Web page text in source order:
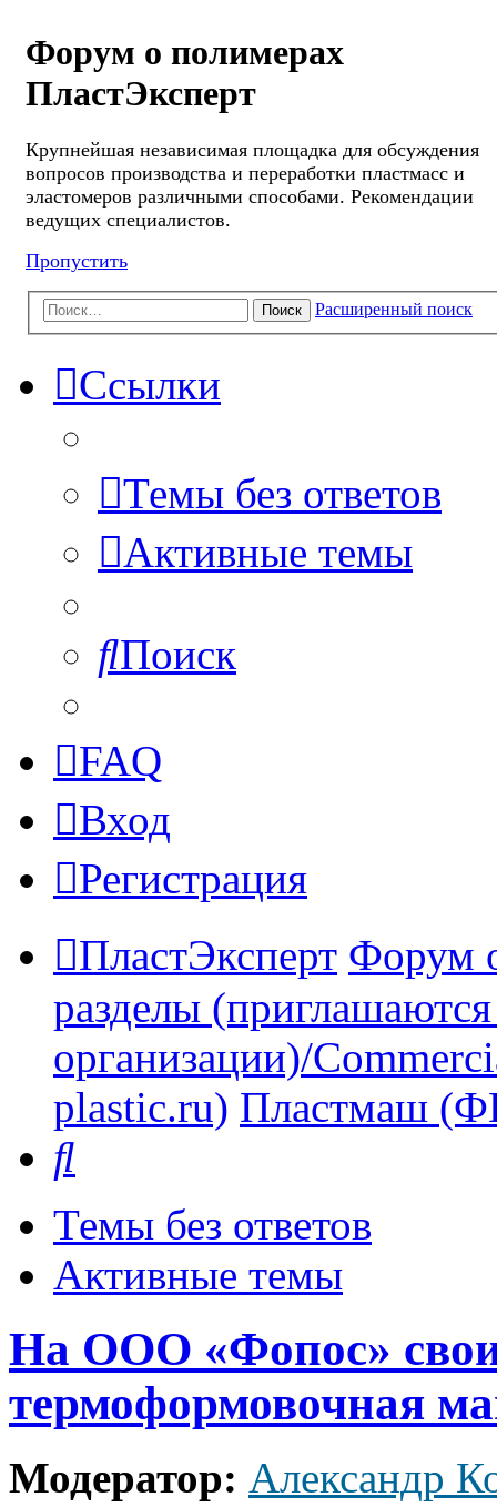
Форум о полимерах
ПластЭксперт
Крупнейшая независимая площадка для обсуждения
вопросов производства и переработки пластмасс и
эластомеров различными способами. Рекомендации
ведущих специалистов.
Пропустить
Поиск Расширенный поиск
Ссылки
Темы без ответов
Активные темы
Поиск
FAQ
Вход
Регистрация
ПластЭксперт Форум
разделы
организации)/
plastic.ru) Пластмаш
Темы без ответов
Активные темы
На ООО «Фопос»
термоформовочная
Модератор: Александр